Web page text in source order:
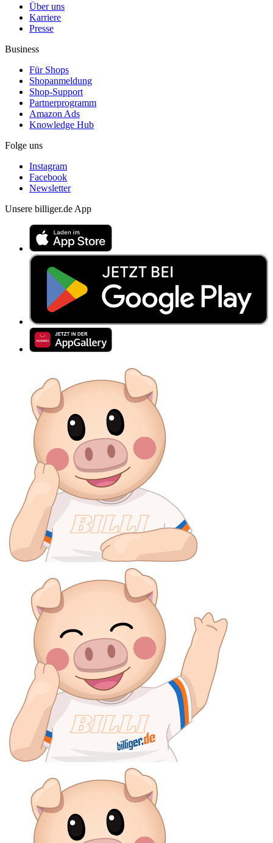
Über uns
Karriere
Presse
Business
Für Shops
Shopanmeldung
Shop-Support
Partnerprogramm
Amazon Ads
Knowledge Hub
Folge uns
Instagram
Facebook
Newsletter
Unsere billiger.de App